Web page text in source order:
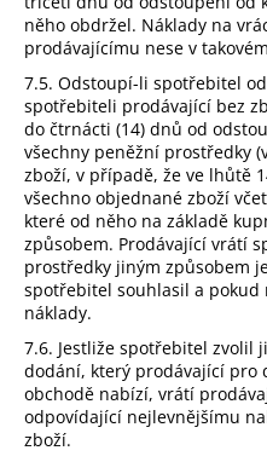
něho obdržel. Náklady na
prodávajícímu nese v
7.5. Odstoupí-li spotřebitel
spotřebiteli prodávající bez
do čtrnácti (14) dnů od
všechny peněžní prostředky
zboží, v případě, že ve lhůtě
všechno objednané zboží
které od něho na základě
způsobem. Prodávající vrátí
prostředky jiným způsobem
spotřebitel souhlasil a
náklady.
7.6. Jestliže spotřebitel zvolil
dodání, který prodávající pro
obchodě nabízí, vrátí
odpovídající nejlevnějšímu
zboží.